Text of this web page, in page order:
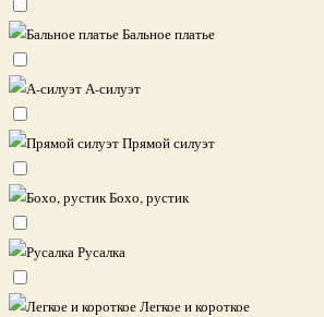
Бальное платье
А-силуэт
Прямой силуэт
Бохо, рустик
Русалка
Легкое и короткое